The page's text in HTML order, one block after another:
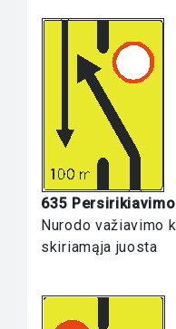
635
Nurodo važiavimo
skiriamąja juosta